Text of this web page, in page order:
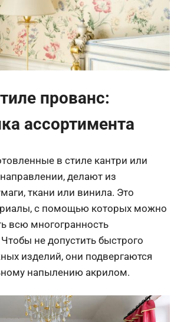
прованс:
ассортимента
в стиле кантри или
делают из
ткани или винила. Это
с помощью которых можно
всю многогранность
не допустить быстрого
изделий, они подвергаются
напылению акрилом.